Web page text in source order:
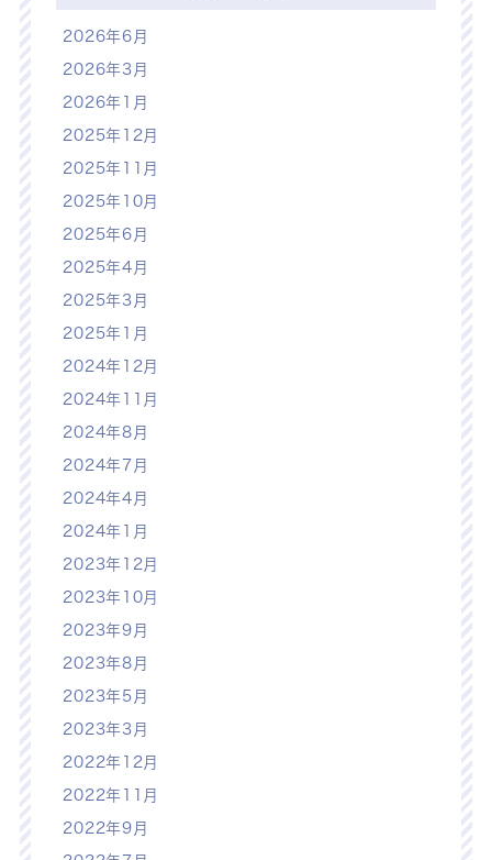
2026年6月
2026年3月
2026年1月
2025年12月
2025年11月
2025年10月
2025年6月
2025年4月
2025年3月
2025年1月
2024年12月
2024年11月
2024年8月
2024年7月
2024年4月
2024年1月
2023年12月
2023年10月
2023年9月
2023年8月
2023年5月
2023年3月
2022年12月
2022年11月
2022年9月